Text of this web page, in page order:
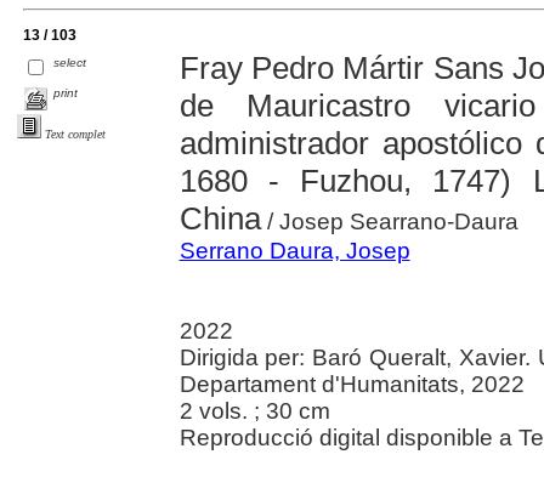
13 / 103
select
print
Text complet
Fray Pedro Mártir Sans
de Mauricastro
administrador
1680 - Fuzhou, 1747)
China/ Josep Searrano-Daura
Serrano Daura, Josep
2022
Dirigida per: Baró Queralt,
Departament d'Humanitats, 2022
2 vols. ; 30 cm
Reproducció digital disponible a